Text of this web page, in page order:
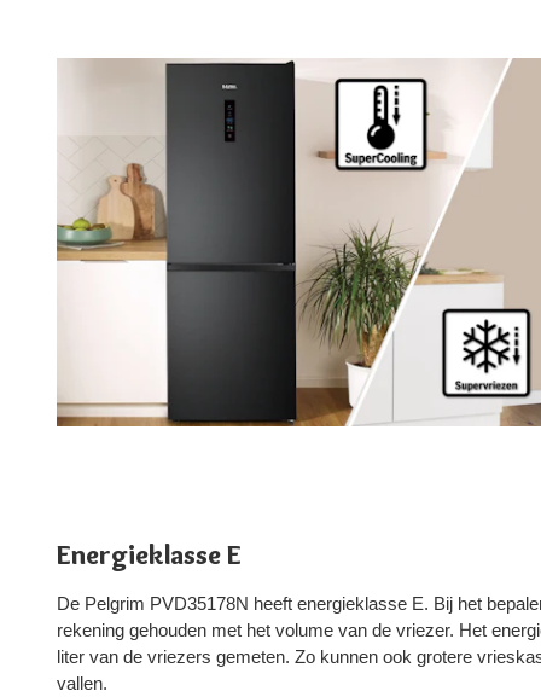
Energieklasse E
De Pelgrim PVD35178N heeft energieklasse E. Bij het
rekening gehouden met het volume van de vriezer. Het
liter van de vriezers gemeten. Zo kunnen ook grotere
vallen.